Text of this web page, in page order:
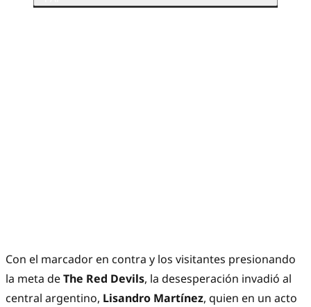
Con el marcador en contra y los visitantes presionando
la meta deThe Red Devils, la desesperación invadió al
central argentino, Lisandro Martínez, quien en un acto